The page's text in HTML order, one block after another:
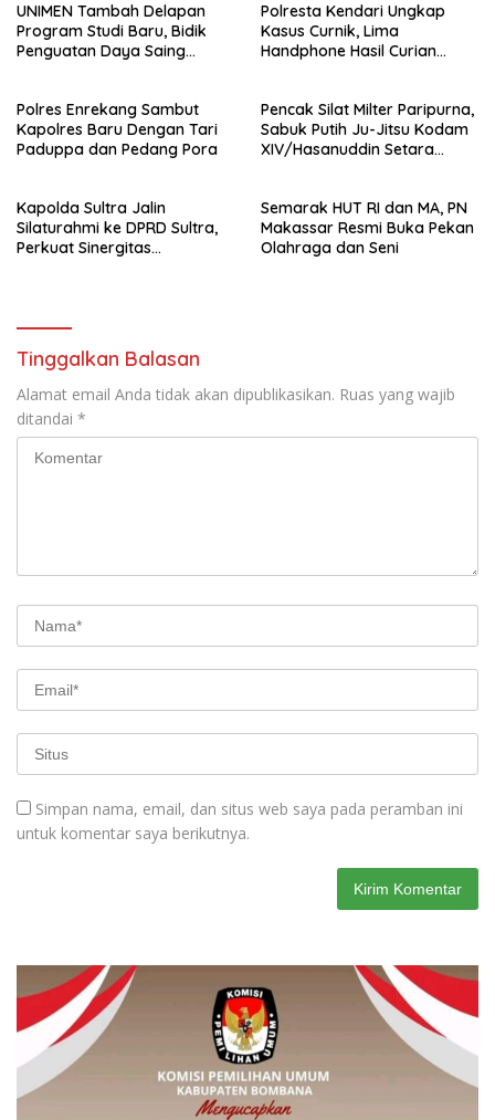
UNIMEN Tambah Delapan
Program Studi Baru, Bidik
Penguatan Daya Saing
Polresta Kendari Ungkap
Kasus Curnik, Lima
Handphone Hasil Curian
Polres Enrekang Sambut
Kapolres Baru Dengan Tari
Paduppa dan Pedang Pora
Pencak Silat Milter Paripurna,
Sabuk Putih Ju-Jitsu Kodam
XIV/Hasanuddin Setara
Kapolda Sultra Jalin
Silaturahmi ke DPRD Sultra,
Perkuat Sinergitas
Semarak HUT RI dan MA, PN
Makassar Resmi Buka Pekan
Olahraga dan Seni
Tinggalkan Balasan
Alamat email Anda tidak akan dipublikasikan. Ruas yang wajib
ditandai *
Simpan nama, email, dan situs web saya pada peramban ini
untuk komentar saya berikutnya.